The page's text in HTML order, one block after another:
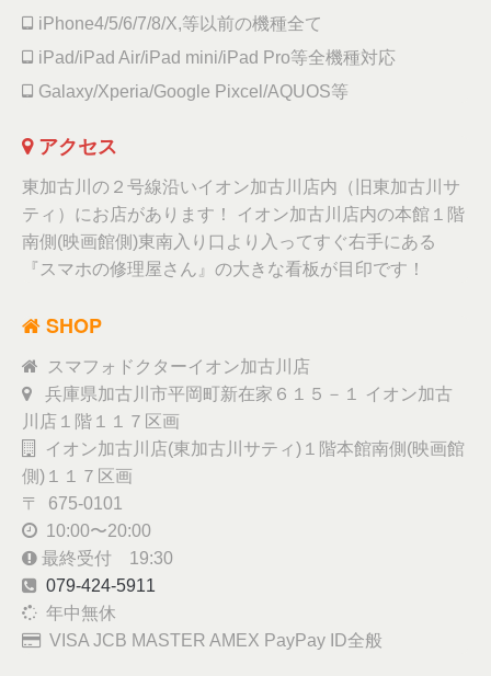
iPhone4/5/6/7/8/X,等以前の機種全て
iPad/iPad Air/iPad mini/iPad Pro等全機種対応
Galaxy/Xperia/Google Pixcel/AQUOS等
アクセス
東加古川の２号線沿いイオン加古川店内（旧東加古川サ
ティ）にお店があります！ イオン加古川店内の本館１階
南側(映画館側)東南入り口より入ってすぐ右手にある
『スマホの修理屋さん』の大きな看板が目印です！
SHOP
スマフォドクターイオン加古川店
兵庫県加古川市平岡町新在家６１５－１ イオン加古
川店１階１１７区画
イオン加古川店(東加古川サティ)１階本館南側(映画館
側)１１７区画
〒 675-0101
10:00〜20:00
最終受付 19:30
079-424-5911
年中無休
VISA JCB MASTER AMEX PayPay ID全般